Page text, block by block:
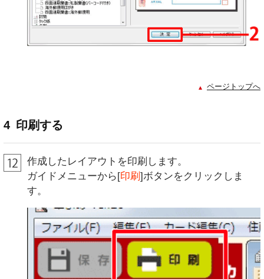
ページトップへ
4 印刷する
作成したレイアウトを印刷します。
ガイドメニューから[印刷 ]ボタンをクリックしま
す。